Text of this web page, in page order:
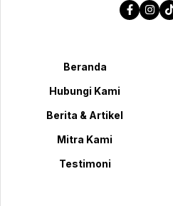
Beranda
Hubungi Kami
Berita & Artikel
Mitra Kami
Testimoni